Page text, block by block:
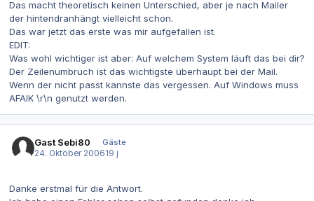
Das macht theoretisch keinen Unterschied, aber je nach Mailer
der hintendranhängt vielleicht schon.
Das war jetzt das erste was mir aufgefallen ist.
EDIT:
Was wohl wichtiger ist aber: Auf welchem System läuft das bei dir?
Der Zeilenumbruch ist das wichtigste überhaupt bei der Mail.
Wenn der nicht passt kannste das vergessen. Auf Windows muss
AFAIK \r\n genutzt werden.
Gast Sebi80
Gäste
24. Oktober 200619 j
Danke erstmal für die Antwort.